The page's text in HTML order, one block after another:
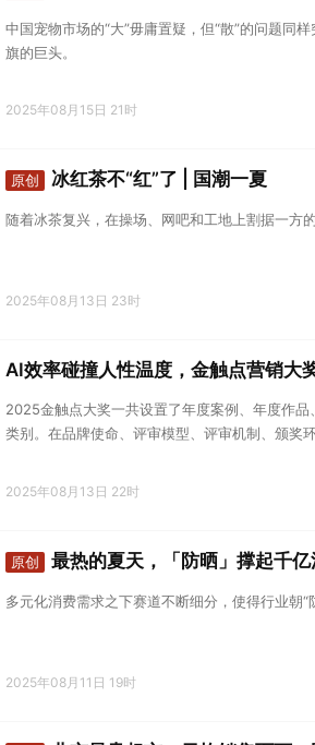
中国宠物市场的“大”毋庸置疑，但“散”的问题同
旗的巨头。
2025年08月15日 21时
原创 冰红茶不“红”了 | 国潮一夏
随着冰茶复兴，在操场、网吧和工地上割据一方
2025年08月13日 23时
AI效率碰撞人性温度，金触点营销大
2025金触点大奖一共设置了年度案例、年度作
类别。在品牌使命、评审模型、评审机制、颁奖
2025年08月13日 22时
原创 最热的夏天，「防晒」撑起千
多元化消费需求之下赛道不断细分，使得行业朝“
2025年08月11日 19时